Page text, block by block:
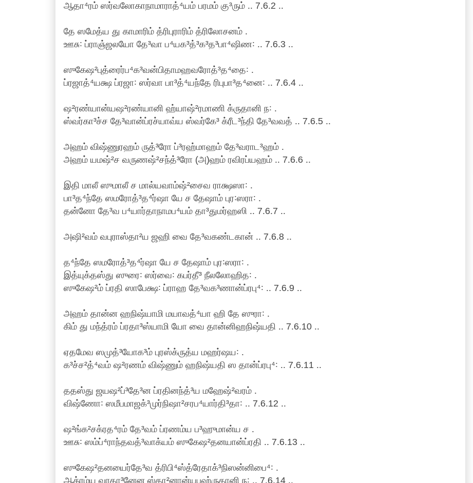
ஆதா⁴ரம் ஸர்வலோகாநாமாராத்⁴யம் பரமம் கு³ரும் .. 7.6.2 ..
தே ஸமேத்ய து காமாரிம் த்ரிபுராரிம் த்ரிலோசனம் .
ஊசு꞉ ப்ராஞ்ஜலயோ தே³வா ப⁴யக³த்³க³த³பா⁴ஷிண꞉ .. 7.6.3 ..
ஸுகேஷ²புத்ரைர்ப⁴க³வன்பிதாமஹவரோத்³த⁴தை꞉ .
ப்ரஜாத்⁴யக்ஷ ப்ரஜா꞉ ஸர்வா பா³த்⁴யந்தே ரிபுபா³த⁴னை꞉ .. 7.6.4 ..
ஷ²ரண்யான்யஷ²ரண்யானி ஹ்யாஷ்²ரமாணி க்ருதானி ந꞉ .
ஸ்வர்கா³ச்ச தே³வான்ப்ரச்யாவ்ய ஸ்வர்கே³ க்ரீட³ந்தி தே³வவத் .. 7.6.5 ..
அஹம் விஷ்ணுரஹம் ருத்³ரோ ப்³ரஹ்மாஹம் தே³வராட³ஹம் .
அஹம் யமஷ்²ச வருணஷ்²சந்த்³ரோ (அ)ஹம் ரவிரப்யஹம் .. 7.6.6 ..
இதி மாலீ ஸுமாலீ ச மால்யவாம்ஷ்²சைவ ராக்ஷஸா꞉ .
பா³த⁴ந்தே ஸமரோத்³த⁴ர்ஷா யே ச தேஷாம் புர꞉ஸரா꞉ .
தன்னோ தே³வ ப⁴யார்தாநாமப⁴யம் தா³துமர்ஹஸி .. 7.6.7 ..
அஷி²வம் வபுராஸ்தா²ய ஜஹி வை தே³வகண்டகான் .. 7.6.8 ..
த⁴ந்தே ஸமரோத்³த⁴ர்ஷா யே ச தேஷாம் புர꞉ஸரா꞉ .
இத்யுக்தஸ்து ஸுரை꞉ ஸர்வை꞉ கபர்தீ³ நீலலோஹித꞉ .
ஸுகேஷ²ம் ப்ரதி ஸாபேக்ஷ꞉ ப்ராஹ தே³வக³ணான்ப்ரபு⁴꞉ .. 7.6.9 ..
அஹம் தான்ன ஹநிஷ்யாமி மயாவத்⁴யா ஹி தே ஸுரா꞉ .
கிம் து மந்த்ரம் ப்ரதா³ஸ்யாமி யோ வை தான்னிஹநிஷ்யதி .. 7.6.10 ..
ஏதமேவ ஸமுத்³யோக³ம் புரஸ்க்ருத்ய மஹர்ஷய꞉ .
க³ச்ச²த்⁴வம் ஷ²ரணம் விஷ்ணும் ஹநிஷ்யதி ஸ தான்ப்ரபு⁴꞉ .. 7.6.11 ..
ததஸ்து ஜயஷ²ப்³தே³ன ப்ரதினந்த்³ய மஹேஷ்²வரம் .
விஷ்ணோ꞉ ஸமீபமாஜக்³முர்நிஷா²சரப⁴யார்தி³தா꞉ .. 7.6.12 ..
ஷ²ங்க²சக்ரத⁴ரம் தே³வம் ப்ரணம்ய ப³ஹுமான்ய ச .
ஊசு꞉ ஸம்ப்⁴ராந்தவத்³வாக்யம் ஸுகேஷ²தனயான்ப்ரதி .. 7.6.13 ..
ஸுகேஷ²தனயைர்தே³வ த்ரிபி⁴ஸ்த்ரேதாக்³நிஸன்னிபை⁴꞉ .
ஆக்ரம்ய வரதா³னேன ஸ்தா²னான்யபஹ்ருதானி ந꞉ .. 7.6.14 ..